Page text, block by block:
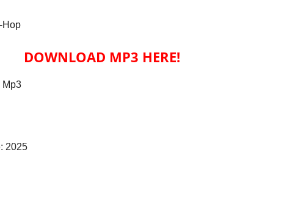
Hop
DOWNLOAD MP3 HERE!
Mp3
: 2025